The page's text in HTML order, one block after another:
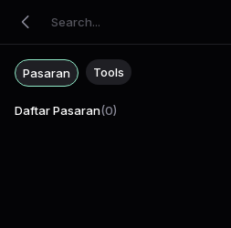
Pasaran Tools
Daftar Pasaran(0)